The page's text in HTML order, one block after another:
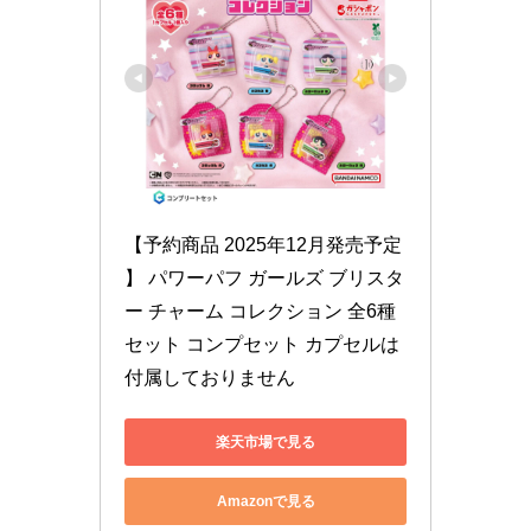
【予約商品 2025年12月発売予定
】 パワーパフ ガールズ ブリスタ
ー チャーム コレクション 全6種
セット コンプセット カプセルは
付属しておりません
楽天市場で見る
Amazonで見る